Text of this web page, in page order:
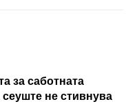
за саботната
не стивнува